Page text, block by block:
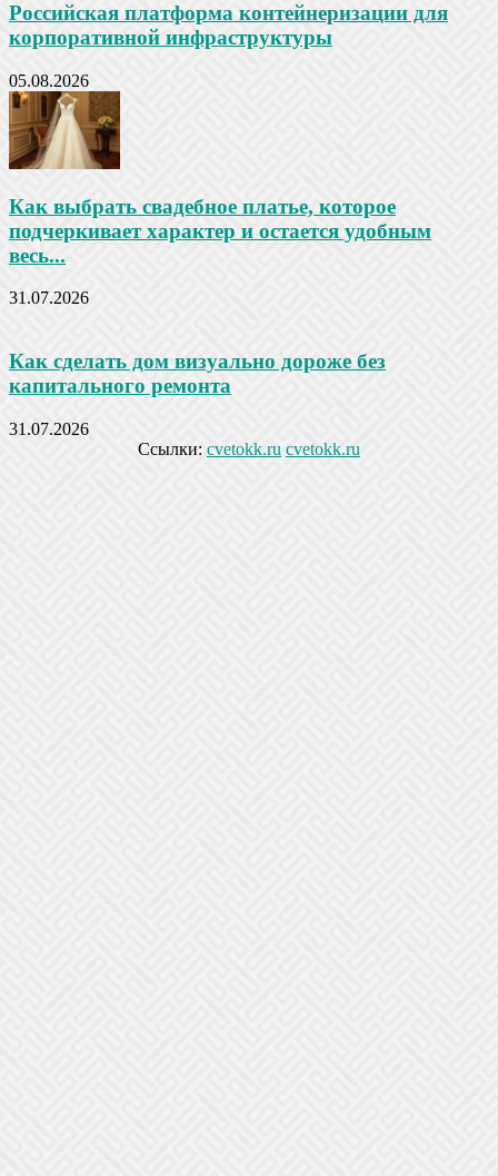
Российская платформа контейнеризации для
корпоративной инфраструктуры
05.08.2026
Как выбрать свадебное платье, которое
подчеркивает характер и остается удобным
весь...
31.07.2026
Как сделать дом визуально дороже без
капитального ремонта
31.07.2026
Ссылки: cvetokk.ru cvetokk.ru